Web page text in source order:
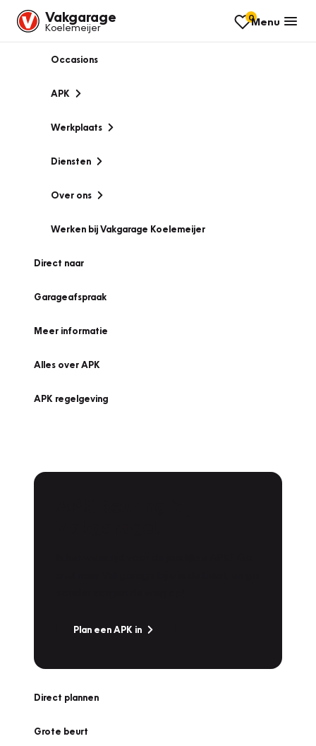
Vakgarage
Koelemeijer
0Menu
Occasions
APK
Werkplaats
Diensten
Over ons
Werken bij Vakgarage Koelemeijer
Direct naar
Garageafspraak
Meer informatie
Alles over APK
APK regelgeving
Plan een APK in
Direct plannen
Grote beurt